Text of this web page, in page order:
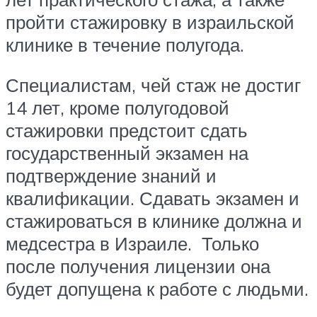
пройти стажировку в израильской
клинике в течение полугода.
Специалистам, чей стаж не достиг
14 лет, кроме полугодовой
стажировки предстоит сдать
государственный экзамен на
подтверждение знаний и
квалификации. Сдавать экзамен и
стажироваться в клинике должна и
медсестра в Израиле. Только
после получения лицензии она
будет допущена к работе с людьми.